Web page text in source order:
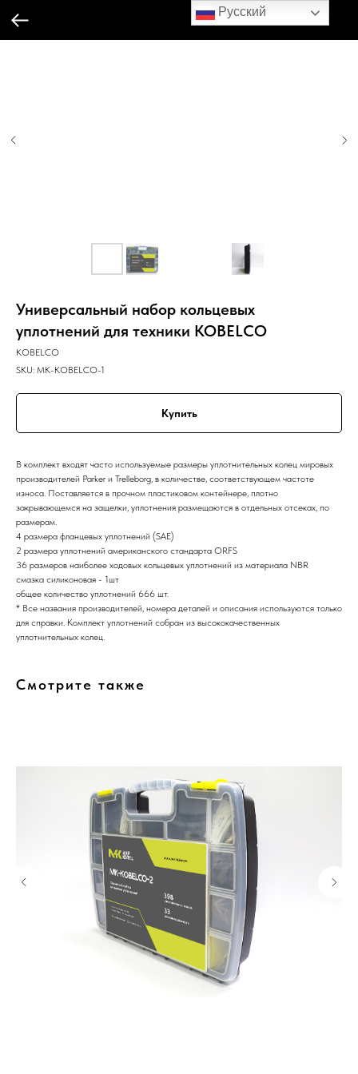
Русский
Универсальный набор кольцевых
уплотнений для техники KOBELCO
KOBELCO
SKU: MK-KOBELCO-1
Купить
В комплект входят часто используемые размеры уплотнительных колец мировых
производителей Parker и Trelleborg, в количестве, соответствующем частоте
износа. Поставляется в прочном пластиковом контейнере, плотно
закрывающемся на защелки, уплотнения размещаются в отдельных отсеках, по
размерам.
4 размера фланцевых уплотнений (SAE)
2 размера уплотнений американского стандарта ORFS
36 размеров наиболее ходовых кольцевых уплотнений из материала NBR
смазка силиконовая - 1шт
общее количество уплотнений 666 шт.
* Все названия производителей, номера деталей и описания используются только
для справки. Комплект уплотнений собран из высококачественных
уплотнительных колец.
Смотрите также